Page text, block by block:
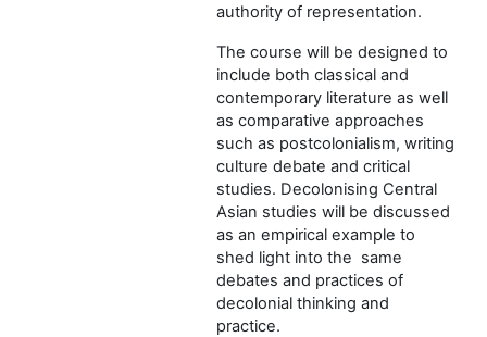
authority of representation.
The course will be designed to
include both classical and
contemporary literature as well
as comparative approaches
such as postcolonialism, writing
culture debate and critical
studies. Decolonising Central
Asian studies will be discussed
as an empirical example to
shed light into the same
debates and practices of
decolonial thinking and
practice.